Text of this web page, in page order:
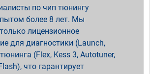
по чип тюнингу
более 8 лет. Мы
лицензионное
для диагностики (Launch,
(Flex, Kess 3, Autotuner,
что гарантирует